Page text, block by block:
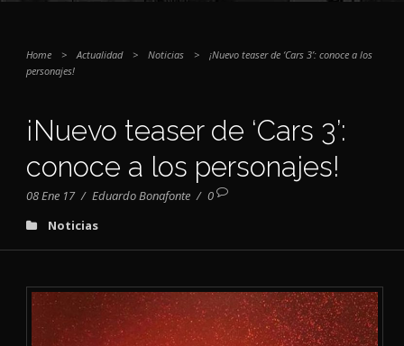
Home > Actualidad > Noticias >
¡Nuevo teaser de ‘Cars 3’: conoce a los
personajes!
¡Nuevo teaser de ‘Cars 3’:
conoce a los personajes!
08 Ene 17 / Eduardo Bonafonte / 0
Noticias